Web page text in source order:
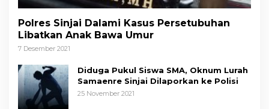
Polres Sinjai Dalami Kasus Persetubuhan
Libatkan Anak Bawa Umur
7 Desember 2021
Diduga Pukul Siswa SMA, Oknum Lurah
Samaenre Sinjai Dilaporkan ke Polisi
25 November 2021